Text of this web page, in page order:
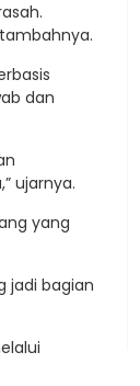
dan
ujarnya.
yang
jadi bagian